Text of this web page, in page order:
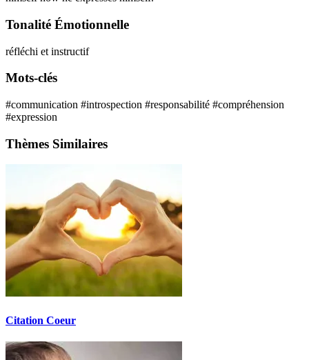
Tonalité Émotionnelle
réfléchi et instructif
Mots-clés
#communication #introspection #responsabilité #compréhension
#expression
Thèmes Similaires
Citation Coeur